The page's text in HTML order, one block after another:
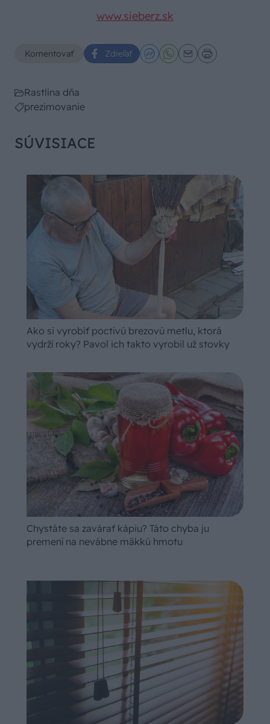
www.sieberz.sk
Komentovať Zdieľať
Rastlina dňa
prezimovanie
SÚVISIACE
Ako si vyrobiť poctivú brezovú metlu, ktorá
vydrží roky? Pavol ich takto vyrobil už stovky
Chystáte sa zavárať kápiu? Táto chyba ju
premení na nevábne mäkkú hmotu